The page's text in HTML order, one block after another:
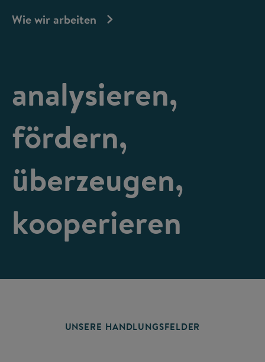
Wie wir arbeiten
analysieren,
fördern,
überzeugen,
kooperieren
UNSERE HANDLUNGSFELDER